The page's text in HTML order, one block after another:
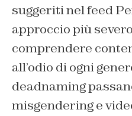
suggeriti nel feed
approccio più
comprendere
all’odio di ogni
deadnaming
misgendering e